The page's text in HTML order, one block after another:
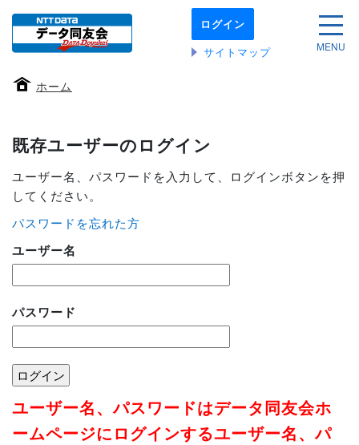
本
文
へ
動
ログイン
サイトマップ
サイ
MENU
ホーム
既存ユーザーのログイン
ユーザー名、パスワードを入力して、ログインボタンを押
してください。
パスワードを忘れた方
ユーザー名
パスワード
ユーザー名、パスワードはデータ同友会ホ
ームページにログインするユーザー名、パ